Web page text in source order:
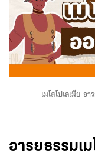
เมโสโปเตเมีย อ
อารยธรรมเม